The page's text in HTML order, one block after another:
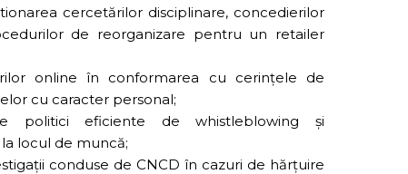
cercetărilor disciplinare, concedierilor
de reorganizare pentru un retailer
online în conformarea cu cerințele de
cu caracter personal;
politici eficiente de whistleblowing și
locul de muncă;
conduse de CNCD în cazuri de hărțuire